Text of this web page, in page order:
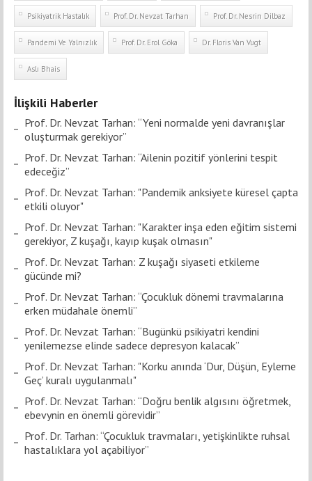
Psikiyatrik Hastalık Prof. Dr. Nevzat Tarhan Prof. Dr. Nesrin Dilbaz
Pandemi Ve Yalnızlık Prof. Dr. Erol Göka Dr. Floris Van Vugt
Aslı Bhais
İlişkili Haberler
Prof. Dr. Nevzat Tarhan: “Yeni normalde yeni davranışlar
oluşturmak gerekiyor”
Prof. Dr. Nevzat Tarhan: “Ailenin pozitif yönlerini tespit
edeceğiz”
Prof. Dr. Nevzat Tarhan: "Pandemik anksiyete küresel çapta
etkili oluyor"
Prof. Dr. Nevzat Tarhan: "Karakter inşa eden eğitim sistemi
gerekiyor, Z kuşağı, kayıp kuşak olmasın"
Prof. Dr. Nevzat Tarhan: Z kuşağı siyaseti etkileme
gücünde mi?
Prof. Dr. Nevzat Tarhan: “Çocukluk dönemi travmalarına
erken müdahale önemli”
Prof. Dr. Nevzat Tarhan: “Bugünkü psikiyatri kendini
yenilemezse elinde sadece depresyon kalacak”
Prof. Dr. Nevzat Tarhan: "Korku anında ‘Dur, Düşün, Eyleme
Geç’ kuralı uygulanmalı"
Prof. Dr. Nevzat Tarhan: “Doğru benlik algısını öğretmek,
ebevynin en önemli görevidir”
Prof. Dr. Tarhan: “Çocukluk travmaları, yetişkinlikte ruhsal
hastalıklara yol açabiliyor”